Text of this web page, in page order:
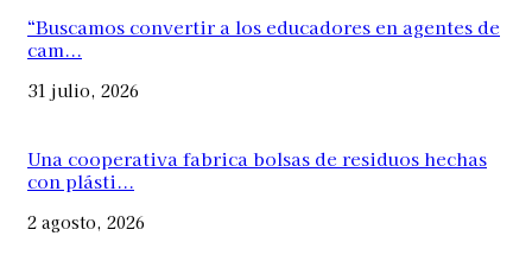
“Buscamos convertir a los educadores en agentes de
cam...
31 julio, 2026
Una cooperativa fabrica bolsas de residuos hechas
con plásti...
2 agosto, 2026